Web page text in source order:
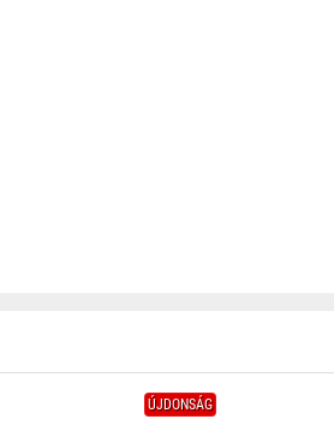
ÚJDONSÁG